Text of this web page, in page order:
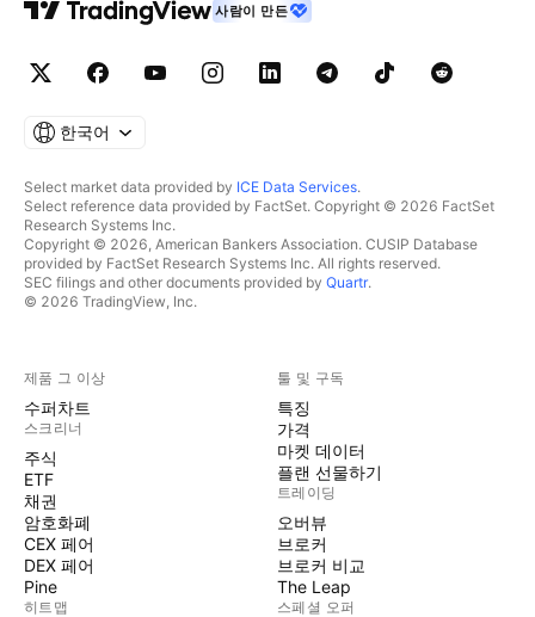
사람이 만든
한국어
Select market data provided by ICE Data Services.
Select reference data provided by FactSet. Copyright © 2026 FactSet
Research Systems Inc.
Copyright © 2026, American Bankers Association. CUSIP Database
provided by FactSet Research Systems Inc. All rights reserved.
SEC filings and other documents provided by Quartr.
© 2026 TradingView, Inc.
제품 그 이상
수퍼차트
스크리너
주식
ETF
채권
암호화폐
CEX 페어
DEX 페어
Pine
히트맵
툴 및 구독
특징
가격
마켓 데이터
플랜 선물하기
트레이딩
오버뷰
브로커
브로커 비교
The Leap
스페셜 오퍼